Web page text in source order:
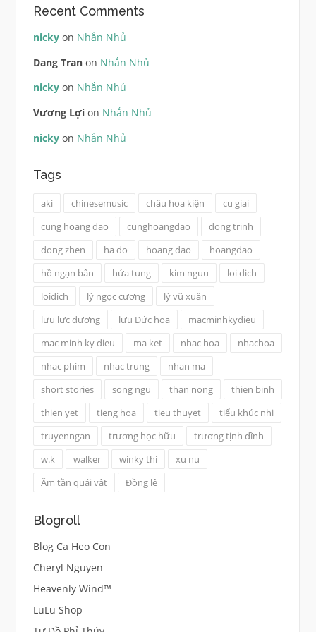
Recent Comments
nickyon Nhắn Nhủ
Dang Tranon Nhắn Nhủ
nickyon Nhắn Nhủ
Vương Lợion Nhắn Nhủ
nickyon Nhắn Nhủ
Tags
aki chinesemusic châu hoa kiện
cu giai
cung hoang dao
cunghoangdao
dong trinh
dong zhen
ha do hoang dao
hoangdao
hồ ngạn bân
hứa tung kim nguu
loi dich
loidich
lý ngọc cương
lý vũ xuân
lưu lực dương
lưu Đức hoa
macminhkydieu
mac minh ky dieu
ma ket nhac hoa
nhachoa
nhac phim
nhac trung
nhan ma
short stories
song ngu than nong
thien binh
thien yet
tieng hoa tieu thuyet
tiểu khúc nhi
truyenngan
trương học hữu
trương tịnh dĩnh
w.k
walker winky thi
xu nu
Âm tần quái vật
Đồng lệ
Blogroll
Blog Ca Heo Con
Cheryl Nguyen
Heavenly Wind™
LuLu Shop